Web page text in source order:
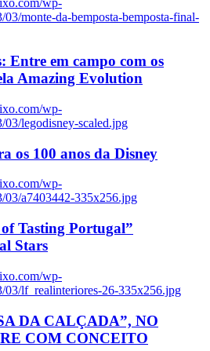
03/monte-da-bemposta-bemposta-final-
Entre em campo com os
Amazing Evolution
wp-
03/legodisney-scaled.jpg
os 100 anos da Disney
wp-
03/a7403442-335x256.jpg
Tasting Portugal”
Stars
wp-
03/lf_realinteriores-26-335x256.jpg
DA CALÇADA”, NO
COM CONCEITO